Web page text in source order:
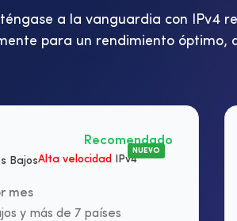
a la vanguardia con IPv4
para un rendimiento óptimo,
Recomendado
BajosAlta velocidad IPv4
NUEVO
mes
y más de 7 países